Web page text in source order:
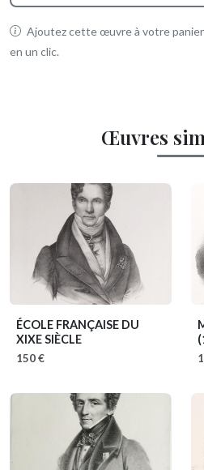
Ajoutez cette œuvre à votre
en un clic.
Œuvres
ÉCOLE FRANÇAISE DU
XIXE SIÈCLE
150 €